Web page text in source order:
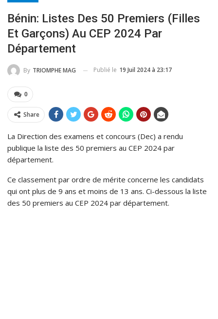
Bénin: Listes Des 50 Premiers (filles
Et Garçons) Au CEP 2024 Par
Département
By TRIOMPHE MAG Publié le 19 Juil 2024 à 23:17
0
Share
La Direction des examens et concours (Dec) a rendu
publique la liste des 50 premiers au CEP 2024 par
département.
Ce classement par ordre de mérite concerne les candidats
qui ont plus de 9 ans et moins de 13 ans. Ci-dessous la liste
des 50 premiers au CEP 2024 par département.